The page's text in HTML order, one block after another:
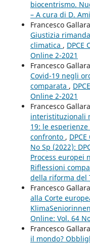
biocentrismo.
– A cura di D.
Francesco
Giustizia
climatica , DPCE
Online 2-2021
Francesco
Covid-19 negli
comparata ,
Online 2-2021
Francesco
interistituzionali
19: le
confronto ,
No Sp (2022):
Process europei
Riflessioni
della riforma del
Francesco
alla Corte
Online: Vol. 64
Francesco
il mondo?